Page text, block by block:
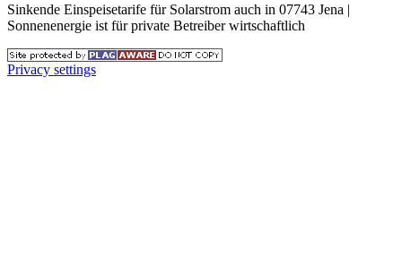
Sinkende Einspeisetarife für Solarstrom auch in 07743 Jena |
Sonnenenergie ist für private Betreiber wirtschaftlich
Privacy settings